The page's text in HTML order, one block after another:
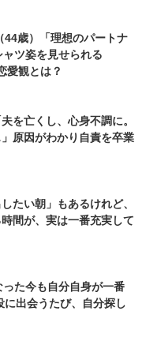
44歳）「理想のパートナ
ツ姿を見せられる
愛観とは？
を亡くし、心身不調に。
原因がわかり自責を卒業
たい朝」もあるけれど、
間が、実は一番充実して
た今も自分自身が一番
に出会うたび、自分探し